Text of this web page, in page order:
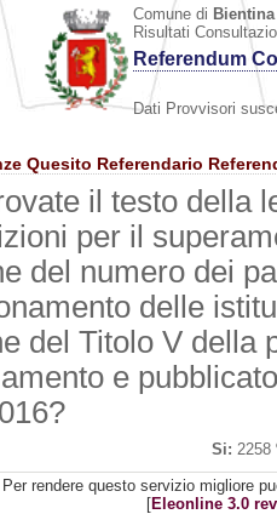
Comune di Bientina
Risultati
Referendum
Dati Provvisori
Quesito Referendario
il testo della
per il
del numero dei
delle
del Titolo V della
e
Si: 2258
Per rendere questo servizio migliore
[Eleonline 3.0